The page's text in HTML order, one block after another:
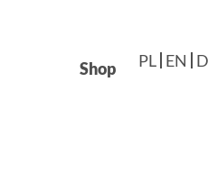
Shop PL EN